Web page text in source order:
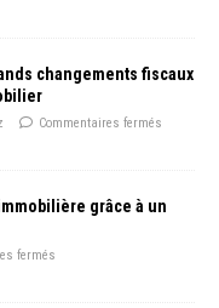
changements fiscaux
Commentaires fermés
grâce à un
fermés